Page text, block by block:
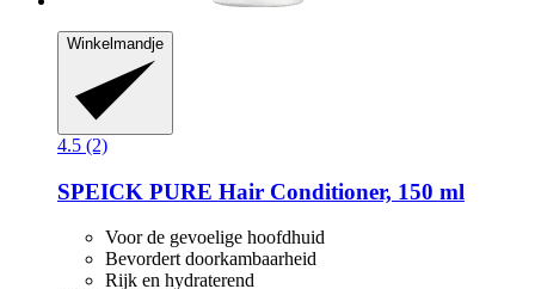
Winkelmandje
4.5 (2)
SPEICK PURE Hair Conditioner, 150 ml
Voor de gevoelige hoofdhuid
Bevordert doorkambaarheid
Rijk en hydraterend